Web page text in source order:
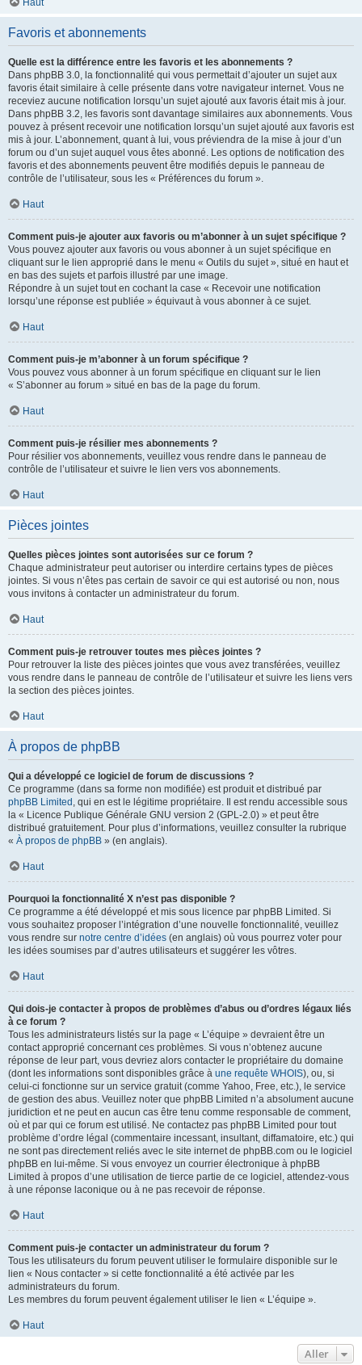
Haut
Favoris et abonnements
Quelle est la différence entre les favoris et les abonnements ?
Dans phpBB 3.0, la fonctionnalité qui vous permettait d’ajouter un sujet aux
favoris était similaire à celle présente dans votre navigateur internet. Vous ne
receviez aucune notification lorsqu’un sujet ajouté aux favoris était mis à jour.
Dans phpBB 3.2, les favoris sont davantage similaires aux abonnements. Vous
pouvez à présent recevoir une notification lorsqu’un sujet ajouté aux favoris est
mis à jour. L’abonnement, quant à lui, vous préviendra de la mise à jour d’un
forum ou d’un sujet auquel vous êtes abonné. Les options de notification des
favoris et des abonnements peuvent être modifiés depuis le panneau de
contrôle de l’utilisateur, sous les « Préférences du forum ».
Haut
Comment puis-je ajouter aux favoris ou m’abonner à un sujet spécifique ?
Vous pouvez ajouter aux favoris ou vous abonner à un sujet spécifique en
cliquant sur le lien approprié dans le menu « Outils du sujet », situé en haut et
en bas des sujets et parfois illustré par une image.
Répondre à un sujet tout en cochant la case « Recevoir une notification
lorsqu’une réponse est publiée » équivaut à vous abonner à ce sujet.
Haut
Comment puis-je m’abonner à un forum spécifique ?
Vous pouvez vous abonner à un forum spécifique en cliquant sur le lien
« S’abonner au forum » situé en bas de la page du forum.
Haut
Comment puis-je résilier mes abonnements ?
Pour résilier vos abonnements, veuillez vous rendre dans le panneau de
contrôle de l’utilisateur et suivre le lien vers vos abonnements.
Haut
Pièces jointes
Quelles pièces jointes sont autorisées sur ce forum ?
Chaque administrateur peut autoriser ou interdire certains types de pièces
jointes. Si vous n’êtes pas certain de savoir ce qui est autorisé ou non, nous
vous invitons à contacter un administrateur du forum.
Haut
Comment puis-je retrouver toutes mes pièces jointes ?
Pour retrouver la liste des pièces jointes que vous avez transférées, veuillez
vous rendre dans le panneau de contrôle de l’utilisateur et suivre les liens vers
la section des pièces jointes.
Haut
À propos de phpBB
Qui a développé ce logiciel de forum de discussions ?
Ce programme (dans sa forme non modifiée) est produit et distribué par
phpBB Limited , qui en est le légitime propriétaire. Il est rendu accessible sous
la « Licence Publique Générale GNU version 2 (GPL-2.0) » et peut être
distribué gratuitement. Pour plus d’informations, veuillez consulter la rubrique
« À propos de phpBB » (en anglais).
Haut
Pourquoi la fonctionnalité X n’est pas disponible ?
Ce programme a été développé et mis sous licence par phpBB Limited. Si
vous souhaitez proposer l’intégration d’une nouvelle fonctionnalité, veuillez
vous rendre sur notre centre d’idées (en anglais) où vous pourrez voter pour
les idées soumises par d’autres utilisateurs et suggérer les vôtres.
Haut
Qui dois-je contacter à propos de problèmes d’abus ou d’ordres légaux liés
à ce forum ?
Tous les administrateurs listés sur la page « L’équipe » devraient être un
contact approprié concernant ces problèmes. Si vous n’obtenez aucune
réponse de leur part, vous devriez alors contacter le propriétaire du domaine
(dont les informations sont disponibles grâce à une requête WHOIS), ou, si
celui-ci fonctionne sur un service gratuit (comme Yahoo, Free, etc.), le service
de gestion des abus. Veuillez noter que phpBB Limited n’a absolument aucune
juridiction et ne peut en aucun cas être tenu comme responsable de comment,
où et par qui ce forum est utilisé. Ne contactez pas phpBB Limited pour tout
problème d’ordre légal (commentaire incessant, insultant, diffamatoire, etc.) qui
ne sont pas directement reliés avec le site internet de phpBB.com ou le logiciel
phpBB en lui-même. Si vous envoyez un courrier électronique à phpBB
Limited à propos d’une utilisation de tierce partie de ce logiciel, attendez-vous
à une réponse laconique ou à ne pas recevoir de réponse.
Haut
Comment puis-je contacter un administrateur du forum ?
Tous les utilisateurs du forum peuvent utiliser le formulaire disponible sur le
lien « Nous contacter » si cette fonctionnalité a été activée par les
administrateurs du forum.
Les membres du forum peuvent également utiliser le lien « L’équipe ».
Haut
Aller